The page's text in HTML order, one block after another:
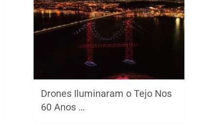
Drones Iluminaram o Tejo Nos
60 Anos …